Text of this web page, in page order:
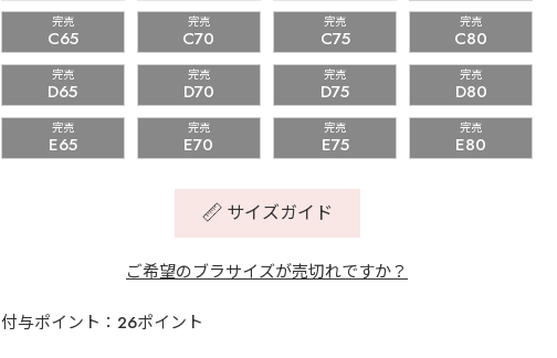
完売
C65
完売
C70
完売
C75
完売
C80
完売
D65
完売
D70
完売
D75
完売
D80
完売
E65
完売
E70
完売
E75
完売
E80
サイズガイド
ご希望のブラサイズが売切れですか？
付与ポイント：26ポイント